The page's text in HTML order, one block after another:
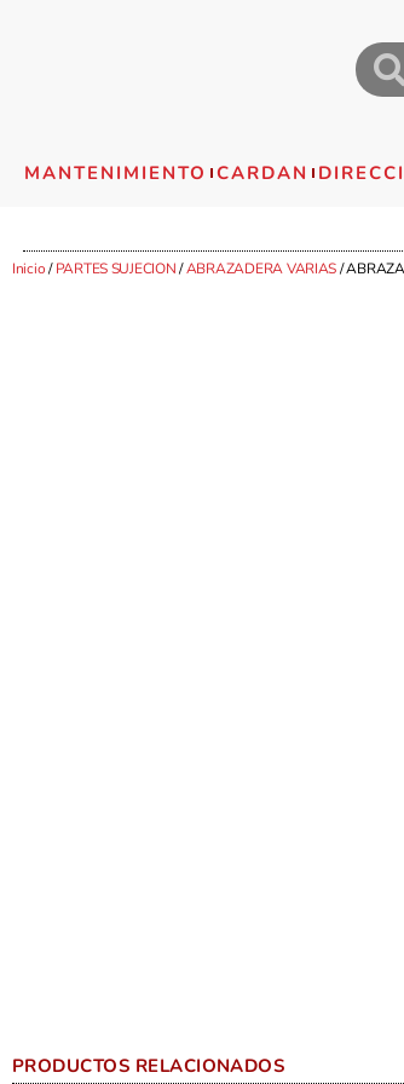
MANTENIMIENTO CARDAN
Inicio/PARTES SUJECION/ABRAZADERA VARIAS/
PRODUCTOS RELACIONADOS